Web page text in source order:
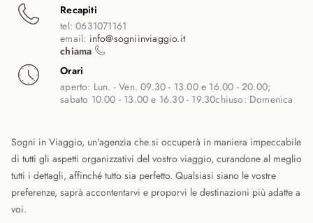
Recapiti
tel:0631071161
email: info@sogniinviaggio.it
chiama
Orari
aperto: Lun. - Ven. 09.30 - 13.00 e 16.00 - 20.00;
sabato 10.00 - 13.00 e 16.30 - 19.30chiuso: Domenica
Sogni in Viaggio, un'agenzia che si occuperà in maniera impeccabile
di tutti gli aspetti organizzativi del vostro viaggio, curandone al meglio
tutti i dettagli, affinché tutto sia perfetto. Qualsiasi siano le vostre
preferenze, saprà accontentarvi e proporvi le destinazioni più adatte a
voi.